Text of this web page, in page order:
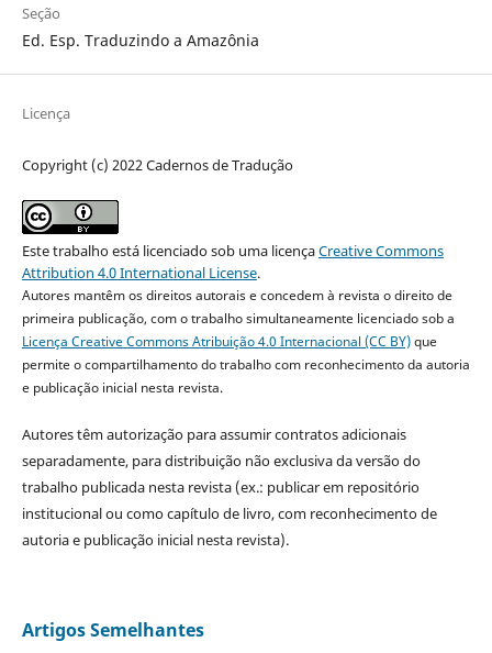
Seção
Ed. Esp. Traduzindo a Amazônia
Licença
Copyright (c) 2022 Cadernos de Tradução
Este trabalho está licenciado sob uma licençaCreative Commons
Attribution 4.0 International License.
Autores mantêm os direitos autorais e concedem à revista o direito de
primeira publicação, com o trabalho simultaneamente licenciado sob a
Licença Creative Commons Atribuição 4.0 Internacional (CC BY)que
permite o compartilhamento do trabalho com reconhecimento da autoria
e publicação inicial nesta revista.
Autores têm autorização para assumir contratos adicionais
separadamente, para distribuição não exclusiva da versão do
trabalho publicada nesta revista (ex.: publicar em repositório
institucional ou como capítulo de livro, com reconhecimento de
autoria e publicação inicial nesta revista).
Artigos Semelhantes